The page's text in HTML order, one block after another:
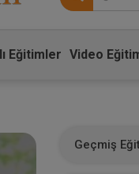
Eğitimler Video
Geçmiş